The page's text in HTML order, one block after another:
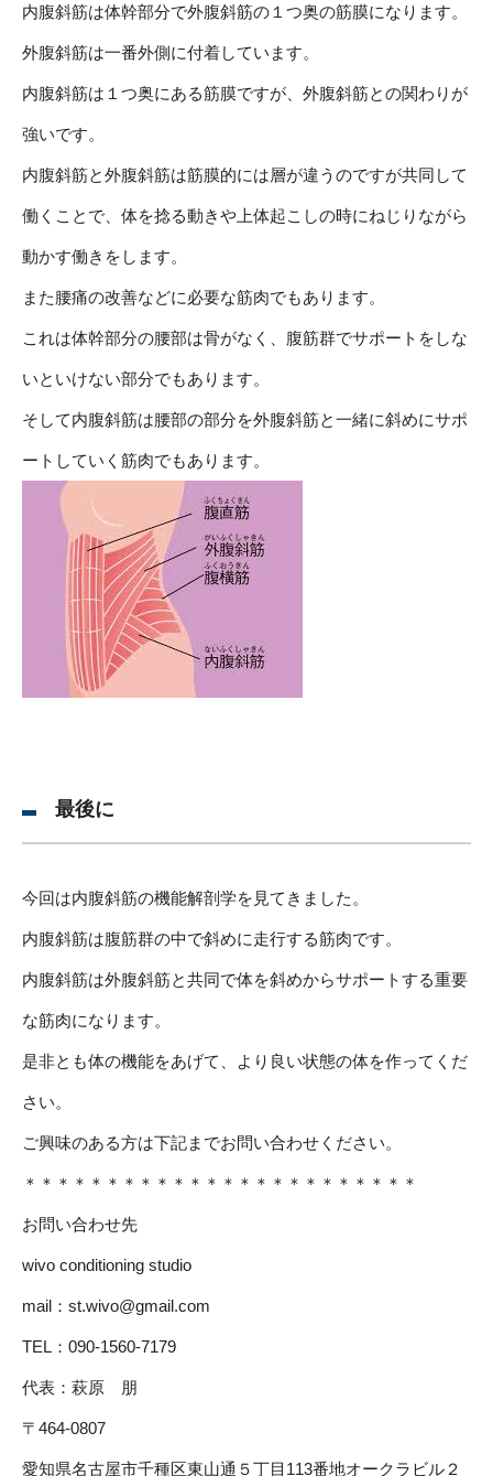
内腹斜筋は体幹部分で外腹斜筋の１つ奥の筋膜になります。
外腹斜筋は一番外側に付着しています。
内腹斜筋は１つ奥にある筋膜ですが、外腹斜筋との関わりが
強いです。
内腹斜筋と外腹斜筋は筋膜的には層が違うのですが共同して
働くことで、体を捻る動きや上体起こしの時にねじりながら
動かす働きをします。
また腰痛の改善などに必要な筋肉でもあります。
これは体幹部分の腰部は骨がなく、腹筋群でサポートをしな
いといけない部分でもあります。
そして内腹斜筋は腰部の部分を外腹斜筋と一緒に斜めにサポ
ートしていく筋肉でもあります。
最後に
今回は内腹斜筋の機能解剖学を見てきました。
内腹斜筋は腹筋群の中で斜めに走行する筋肉です。
内腹斜筋は外腹斜筋と共同で体を斜めからサポートする重要
な筋肉になります。
是非とも体の機能をあげて、より良い状態の体を作ってくだ
さい。
ご興味のある方は下記までお問い合わせください。
＊＊＊＊＊＊＊＊＊＊＊＊＊＊＊＊＊＊＊＊＊＊＊＊
お問い合わせ先
wivo conditioning studio
mail： st.wivo@gmail.com
TEL：090-1560-7179
代表：萩原 朋
〒464-0807
愛知県名古屋市千種区東山通５丁目113番地オークラビル２